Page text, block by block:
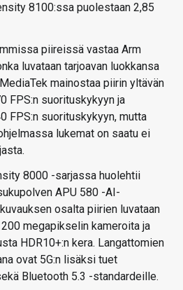
8100:ssa puolestaan 2,85
piireissä vastaa Arm
luvataan tarjoavan luokkansa
mainostaa piirin yltävän
FPS:n suorituskykyyn ja
FPS:n suorituskykyyn, mutta
lukemat on saatu ei
8000 -sarjassa huolehtii
APU 580 -AI-
osalta piirien luvataan
megapikselin kameroita ja
HDR10+:n kera. Langattomien
ovat 5G:n lisäksi tuet
Bluetooth 5.3 -standardeille.